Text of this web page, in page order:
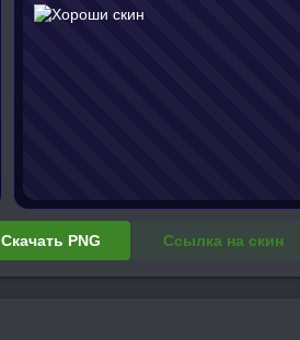
Скачать PNG Ссылка на скин